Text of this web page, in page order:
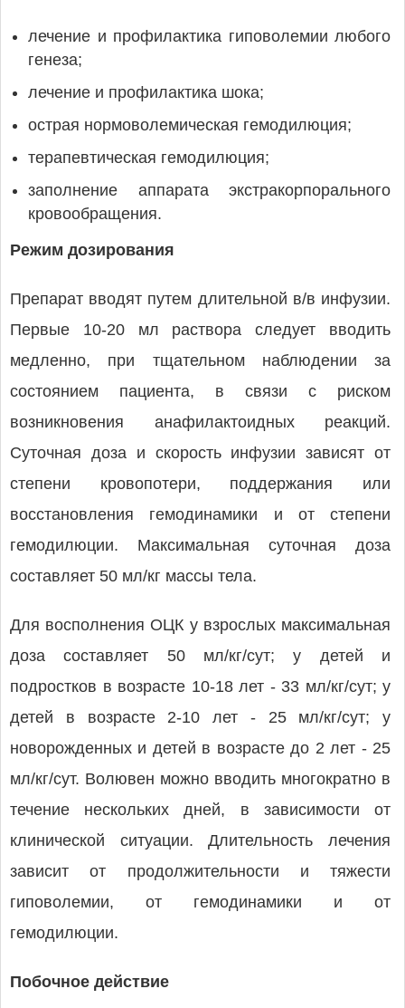
лечение и профилактика гиповолемии любого
генеза;
лечение и профилактика шока;
острая нормоволемическая гемодилюция;
терапевтическая гемодилюция;
заполнение аппарата экстракорпорального
кровообращения.
Режим дозирования
Препарат вводят путем длительной в/в инфузии.
Первые 10-20 мл раствора следует вводить
медленно, при тщательном наблюдении за
состоянием пациента, в связи с риском
возникновения анафилактоидных реакций.
Суточная доза и скорость инфузии зависят от
степени кровопотери, поддержания или
восстановления гемодинамики и от степени
гемодилюции. Максимальная суточная доза
составляет 50 мл/кг массы тела.
Для восполнения ОЦК у взрослых максимальная
доза составляет 50 мл/кг/сут; у детей и
подростков в возрасте 10-18 лет - 33 мл/кг/сут; у
детей в возрасте 2-10 лет - 25 мл/кг/сут; у
новорожденных и детей в возрасте до 2 лет - 25
мл/кг/сут. Волювен можно вводить многократно в
течение нескольких дней, в зависимости от
клинической ситуации. Длительность лечения
зависит от продолжительности и тяжести
гиповолемии, от гемодинамики и от
гемодилюции.
Побочное действие